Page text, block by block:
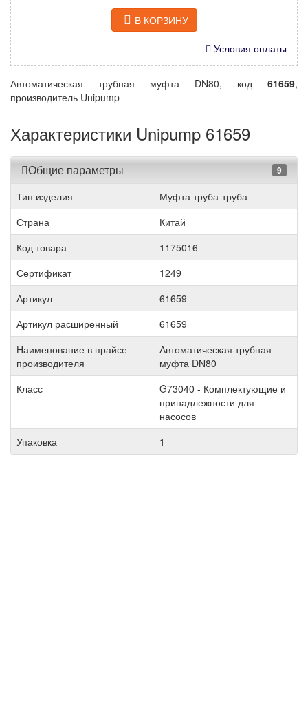
В КОРЗИНУ
Условия оплаты
Автоматическая трубная муфта DN80, код 61659,
производитель Unipump
Характеристики Unipump 61659
Общие параметры 9
Тип изделия
Муфта труба-труба
Страна
Китай
Код товара
1175016
Сертификат
1249
Артикул
61659
Артикул расширенный
61659
Наименование в прайсе
производителя
Автоматическая трубная
муфта DN80
Класс
G73040 - Комплектующие и
принадлежности для
насосов
Упаковка
1